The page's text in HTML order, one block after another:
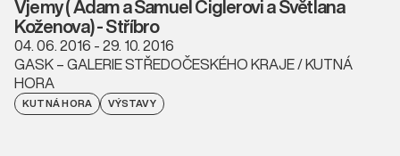
Vjemy ( Adam a Samuel Ciglerovi a Světlana
Koženova) - Stříbro
04. 06. 2016 - 29. 10. 2016
GASK – GALERIE STŘEDOČESKÉHO KRAJE / KUTNÁ
HORA
KUTNÁ HORA VÝSTAVY